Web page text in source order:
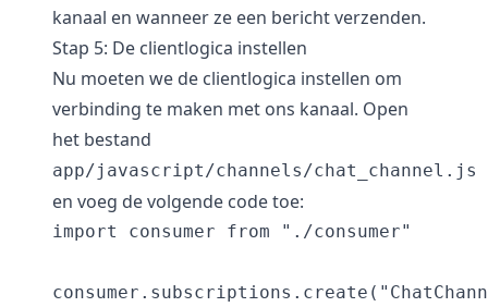
kanaal en wanneer ze een bericht verzenden.
Stap 5: De clientlogica instellen
Nu moeten we de clientlogica instellen om
verbinding te maken met ons kanaal. Open
het bestand
app/javascript/channels/chat_channel.js
en voeg de volgende code toe:
import consumer from "./consumer"